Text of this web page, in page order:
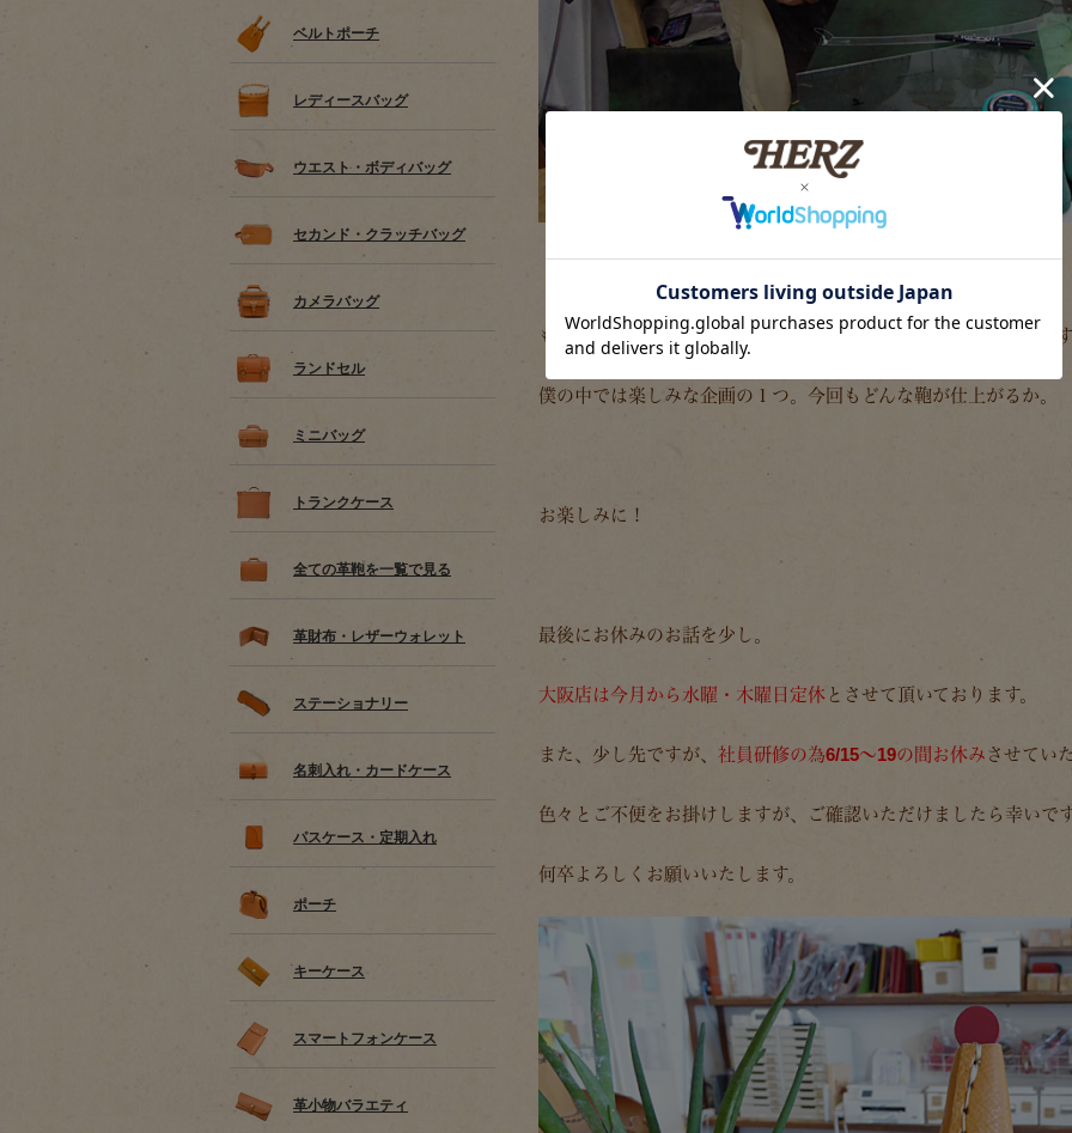
ベルトポーチ
レディースバッグ
ウエスト・ボディバッグ
セカンド・クラッチバッグ
カメラバッグ
ランドセル
ミニバッグ
トランクケース
全ての革鞄を一覧で見る
革財布・レザーウォレット
ステーショナリー
名刺入れ・カードケース
パスケース・定期入れ
ポーチ
キーケース
スマートフォンケース
革小物バラエティ
もうこの企画も定着してきていますが毎回面白い鞄が出来ていま
僕の中では楽しみな企画の１つ。今回もどんな鞄が仕上がるか。
お楽しみに！
最後にお休みのお話を少し。
大阪店は今月から水曜・木曜日定休 とさせて頂いております。
また、少し先ですが、 社員研修の為6/15～19の間お休み させてい
色々とご不便をお掛けしますが、ご確認いただけましたら幸いで
何卒よろしくお願いいたします。